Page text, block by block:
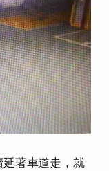
著車道走，就